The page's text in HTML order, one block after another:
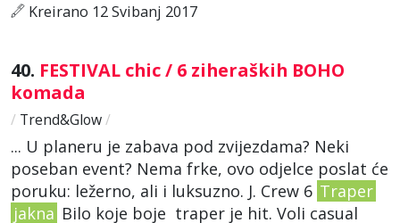
Kreirano 12 Svibanj 2017
40. FESTIVAL chic / 6 ziheraških BOHO
komada
/ Trend&Glow/
... U planeru je zabava pod zvijezdama? Neki
poseban event? Nema frke, ovo odjelce poslat će
poruku: ležerno, ali i luksuzno. J. Crew 6 Traper
jakna Bilo koje boje traper je hit. Voli casual